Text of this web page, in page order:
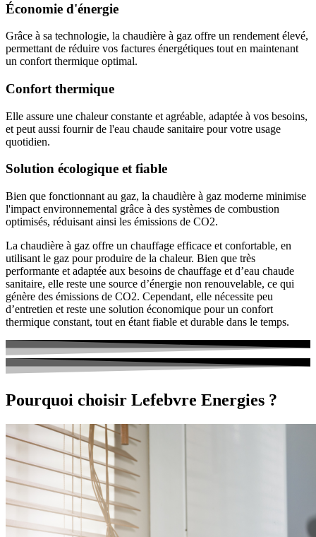
Économie d'énergie
Grâce à sa technologie, la chaudière à gaz offre un rendement élevé,
permettant de réduire vos factures énergétiques tout en maintenant
un confort thermique optimal.
Confort thermique
Elle assure une chaleur constante et agréable, adaptée à vos besoins,
et peut aussi fournir de l'eau chaude sanitaire pour votre usage
quotidien.
Solution écologique et fiable
Bien que fonctionnant au gaz, la chaudière à gaz moderne minimise
l'impact environnemental grâce à des systèmes de combustion
optimisés, réduisant ainsi les émissions de CO2.
La chaudière à gaz offre un chauffage efficace et confortable, en
utilisant le gaz pour produire de la chaleur. Bien que très
performante et adaptée aux besoins de chauffage et d’eau chaude
sanitaire, elle reste une source d’énergie non renouvelable, ce qui
génère des émissions de CO2. Cependant, elle nécessite peu
d’entretien et reste une solution économique pour un confort
thermique constant, tout en étant fiable et durable dans le temps.
Pourquoi choisir Lefebvre Energies ?